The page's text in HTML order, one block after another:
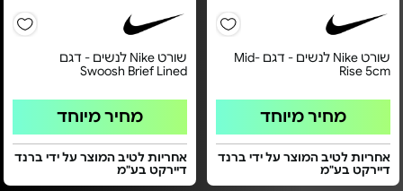
שורט Nike לנשים - דגם Mid-
Rise 5cm
מחיר מיוחד
אחריות לטיב המוצר על ידי ברנד
דיירקט בע"מ
שורט Nike לנשים - דגם
Swoosh Brief Lined
מחיר מיוחד
אחריות לטיב המוצר על ידי ברנד
דיירקט בע"מ